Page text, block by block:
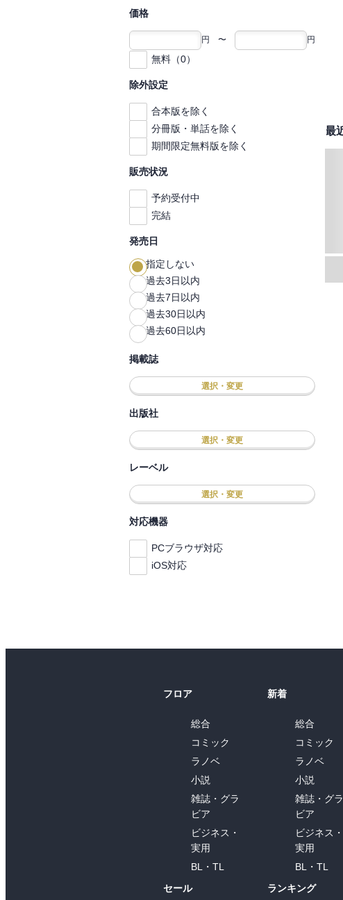
価格
円 〜 円
無料（0）
除外設定
合本版を除く
分冊版・単話を除く
期間限定無料版を除く
販売状況
予約受付中
完結
発売日
指定しない
過去3日以内
過去7日以内
過去30日以内
過去60日以内
掲載誌
選択・変更
出版社
選択・変更
レーベル
選択・変更
対応機器
PCブラウザ対応
iOS対応
最
フロア
総合
コミック
ラノベ
小説
雑誌・グラ
ビア
ビジネス・
実用
BL・TL
セール
新着
総合
コミック
ラノベ
小説
雑誌・グラ
ビア
ビジネス・
実用
BL・TL
ランキング